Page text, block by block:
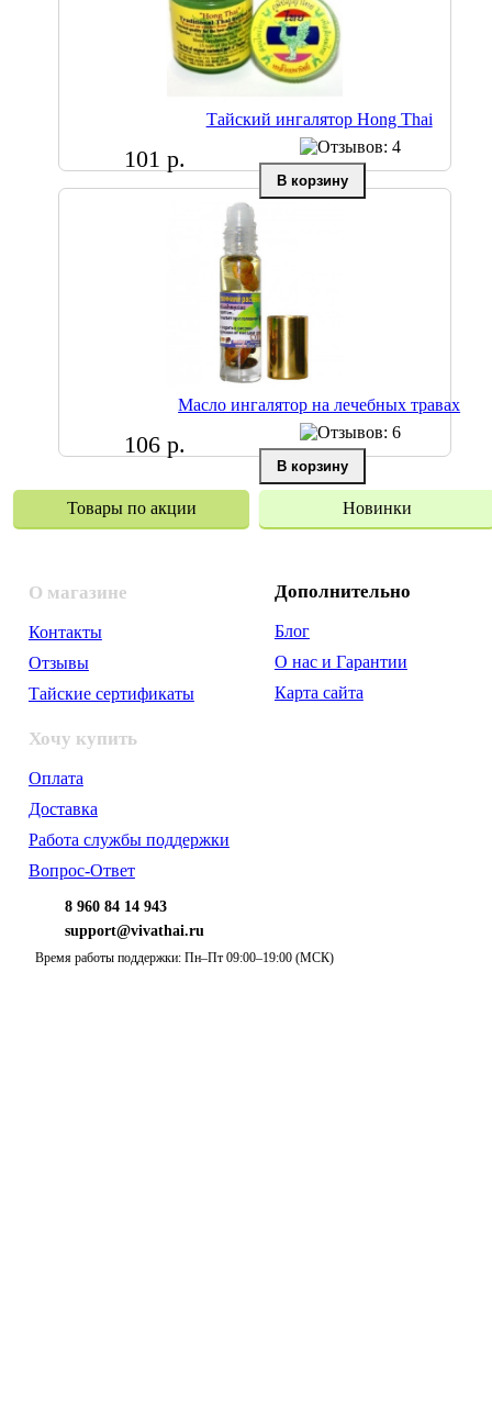
Тайский ингалятор Hong Thai
101 р.
Масло ингалятор на лечебных травах
106 р.
Товары по акции Новинки
О магазине
Контакты
Отзывы
Тайские сертификаты
Хочу купить
Оплата
Доставка
Работа службы поддержки
Вопрос-Ответ
Дополнительно
Блог
О нас и Гарантии
Карта сайта
8 960 84 14 943
support@vivathai.ru
Время работы поддержки: Пн–Пт 09:00–19:00 (МСК)